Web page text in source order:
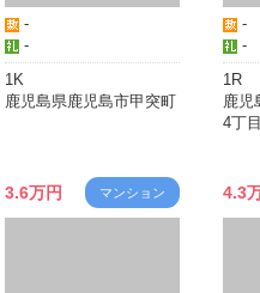
-
-
1K
鹿児島県鹿児島市甲突町
-
-
1R
鹿児
4丁
3.6万円 マンション 4.3